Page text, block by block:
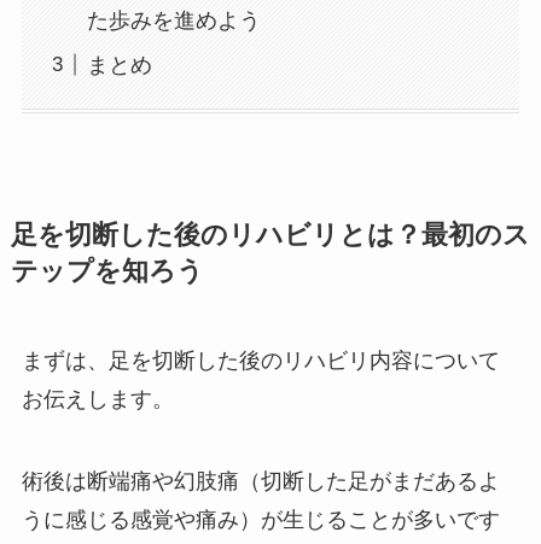
た歩みを進めよう
まとめ
足を切断した後のリハビリとは？最初のス
テップを知ろう
まずは、足を切断した後のリハビリ内容について
お伝えします。
術後は断端痛や幻肢痛（切断した足がまだあるよ
うに感じる感覚や痛み）が生じることが多いです